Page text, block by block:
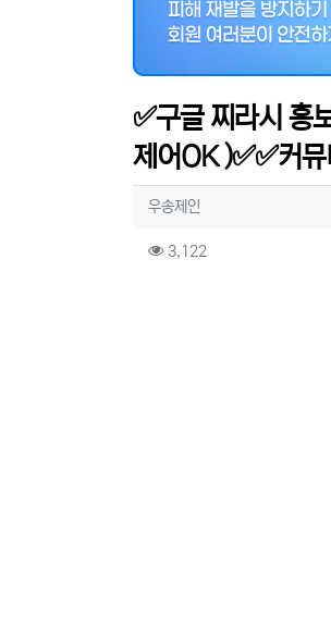
✅구글 찌라시 홍
제어OK )✅✅커
작성자 정보
우송제인
컨텐츠 정보
3,122